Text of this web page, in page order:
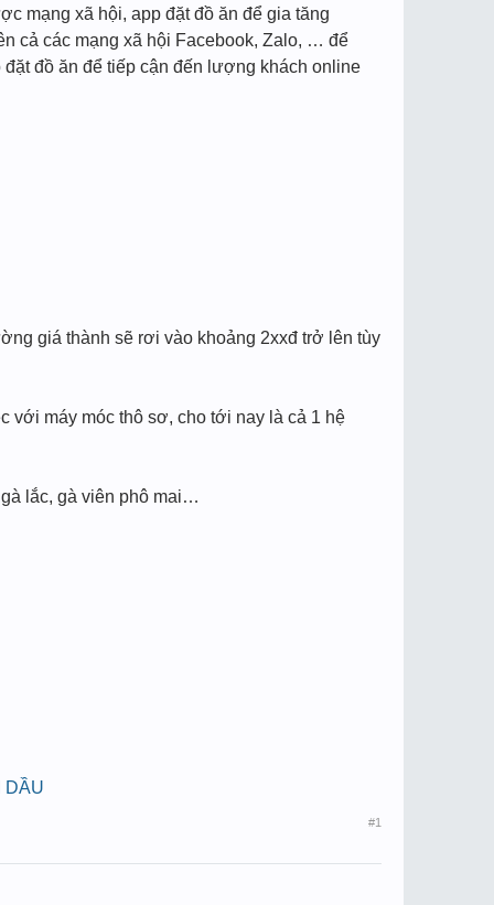
mạng xã hội, app đặt đồ ăn để gia tăng
cả các mạng xã hội Facebook, Zalo, … để
đồ ăn để tiếp cận đến lượng khách online
giá thành sẽ rơi vào khoảng 2xxđ trở lên tùy
với máy móc thô sơ, cho tới nay là cả 1 hệ
lắc, gà viên phô mai…
DẦU
#1